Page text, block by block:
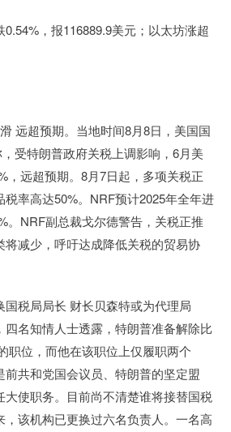
0.54%，报116889.9美元；以太坊涨超
远超预期。当地时间8月8日，美国国
受特朗普政府关税上调影响，6月美
，远超预期。8月7日起，多项关税正
率高达50%。NRF预计2025年全年进
。NRF副总裁戈尔德警告，关税正推
将减少，呼吁达成降低关税的贸易协
国税局局长 财长贝森特或为代理局
名知情人士透露，特朗普准备解除比
职位，而他在该职位上仅履职两个
前共和党国会议员、特朗普的坚定盟
大使职务。目前尚不清楚谁将接替国税
，该机构已更换过六名负责人。一名高